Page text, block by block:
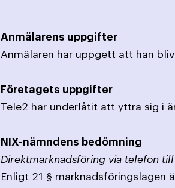
Anmälarens uppgifter
Anmälaren har uppgett att han
Företagets uppgifter
Tele2 har underlåtit att yttra sig i
NIX-nämndens bedömning
Direktmarknadsföring via telefon
Enligt 21 §